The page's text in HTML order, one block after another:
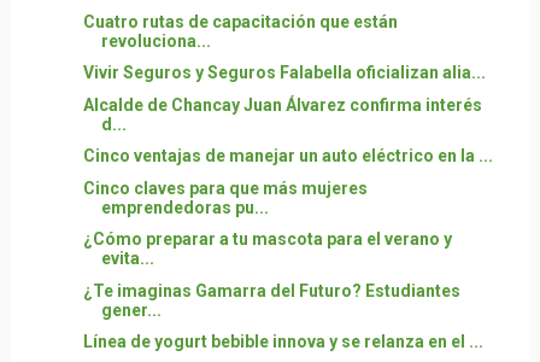
Cuatro rutas de capacitación que están
revoluciona...
Vivir Seguros y Seguros Falabella oficializan alia...
Alcalde de Chancay Juan Álvarez confirma interés
d...
Cinco ventajas de manejar un auto eléctrico en la ...
Cinco claves para que más mujeres
emprendedoras pu...
¿Cómo preparar a tu mascota para el verano y
evita...
¿Te imaginas Gamarra del Futuro? Estudiantes
gener...
Línea de yogurt bebible innova y se relanza en el ...